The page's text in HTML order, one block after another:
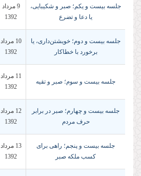
جلسه بیست و یكم؛ صبر و شكیبایی،
یا دعا و تضرع
9 مرداد
1392
جلسه بیست و دوم؛ خویشتن‌داری، یا
برخورد با خطاكار
10 مرداد
1392
جلسه بیست و سوم؛ صبر و تقیه
11 مرداد
1392
جلسه بیست و چهارم؛ صبر در برابر
حرف مردم
12 مرداد
1392
جلسه بیست و پنجم؛ راهی برای
كسب ملكه صبر
13 مرداد
1392